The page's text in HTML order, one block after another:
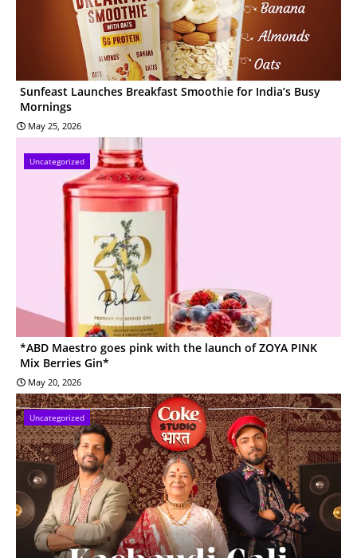
Sunfeast Launches Breakfast Smoothie for India’s Busy
Mornings
May 25, 2026
Uncategorized
*ABD Maestro goes pink with the launch of ZOYA PINK
Mix Berries Gin*
May 20, 2026
Uncategorized